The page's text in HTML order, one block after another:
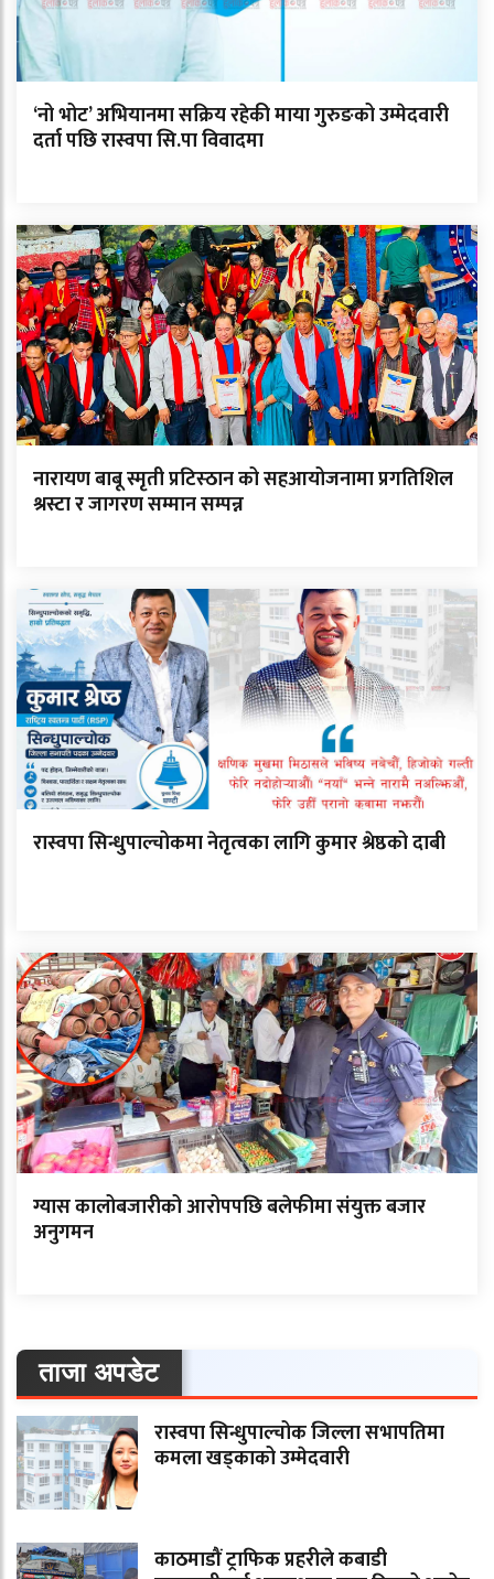
‘नो भोट’ अभियानमा सक्रिय रहेकी माया गुरुङको उम्मेदवारी
दर्ता पछि रास्वपा सि.पा विवादमा
नारायण बाबू स्मृती प्रटिस्ठान को सहआयोजनामा प्रगतिशिल
श्रस्टा र जागरण सम्मान सम्पन्न
रास्वपा सिन्धुपाल्चोकमा नेतृत्वका लागि कुमार श्रेष्ठको दाबी
ग्यास कालोबजारीको आरोपपछि बलेफीमा संयुक्त बजार
अनुगमन
ताजा अपडेट
रास्वपा सिन्धुपाल्चोक जिल्ला सभापतिमा
कमला खड्काको उम्मेदवारी
काठमाडौं ट्राफिक प्रहरीले कबाडी